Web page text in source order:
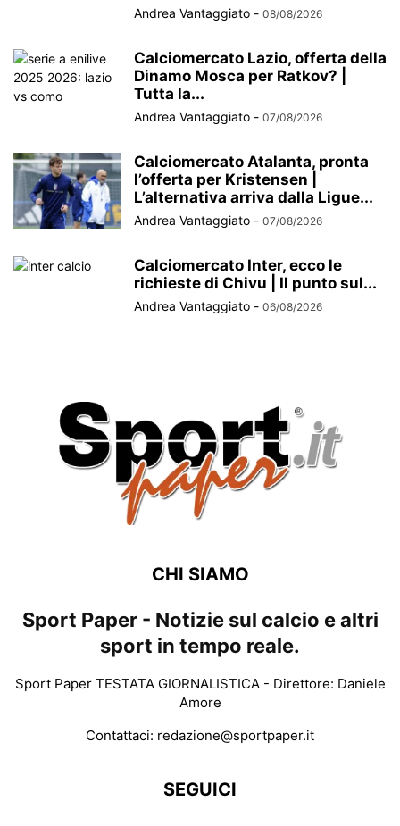
Andrea Vantaggiato - 08/08/2026
Calciomercato Lazio, offerta della
Dinamo Mosca per Ratkov? |
Tutta la...
Andrea Vantaggiato - 07/08/2026
Calciomercato Atalanta, pronta
l’offerta per Kristensen |
L’alternativa arriva dalla Ligue...
Andrea Vantaggiato - 07/08/2026
Calciomercato Inter, ecco le
richieste di Chivu | Il punto sul...
Andrea Vantaggiato - 06/08/2026
CHI SIAMO
Sport Paper - Notizie sul calcio e altri
sport in tempo reale.
Sport Paper TESTATA GIORNALISTICA - Direttore: Daniele
Amore
Contattaci: redazione@sportpaper.it
SEGUICI